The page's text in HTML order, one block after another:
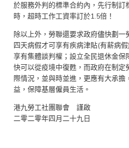
於服務外判的標準合約內，先行制
時，超時工作工資率訂於1.5倍！
除以上外，勞聯還要求政府儘快劃
四天病假才可享有疾病津貼(有薪病
享有集體談判權；設立全民退休金保
快可以從疫境中復甦，而政府在制定
際情況，並與時並進，更應有大承擔
益，保障基層僱員生活。
港九勞工社團聯會 謹啟
二零二零年四月二十九日